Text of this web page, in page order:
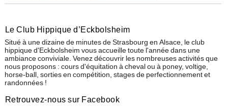
Le Club Hippique d’Eckbolsheim
Situé à une dizaine de minutes de Strasbourg en Alsace, le club
hippique d'Eckbolsheim vous accueille toute l'année dans une
ambiance conviviale. Venez découvrir les nombreuses activités que
nous proposons : cours d'équitation à cheval ou à poney, voltige,
horse-ball, sorties en compétition, stages de perfectionnement et
randonnées !
Retrouvez-nous sur Facebook